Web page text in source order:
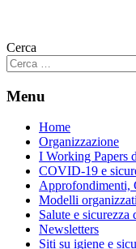
Cerca
Menu
Home
Organizzazione
I Working Papers
COVID-19 e
Approfondimenti,
Modelli
Salute e
Newsletters
Siti su igiene e